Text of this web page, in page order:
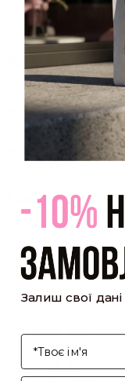
Закрити
Акаунт
Ви зареєструвалися
можете
знижки та
мій профіль
Оптовий
[cf7form
[cf7form
Умови
Залиш свої
І'мя